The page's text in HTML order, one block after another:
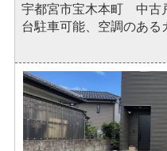
ここは昨年も訪れましたが
規模は大きくないですが、
弊社では各ポータルサイト
ご紹介可能でございます。
もしインターネットで気に
お気軽にお申しつけください
宇都宮市宝木本町 中
台駐車可能、空調のある